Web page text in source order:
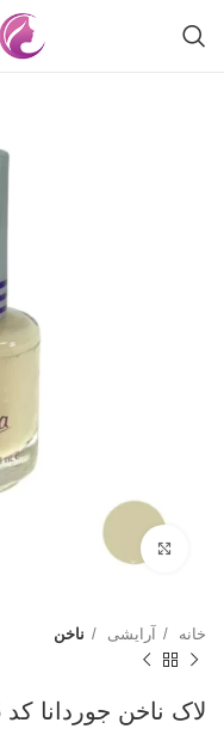
بزرگنمایی تصویر
خانه آرایشی ناخن
لاک ناخن جوردانا کد 155